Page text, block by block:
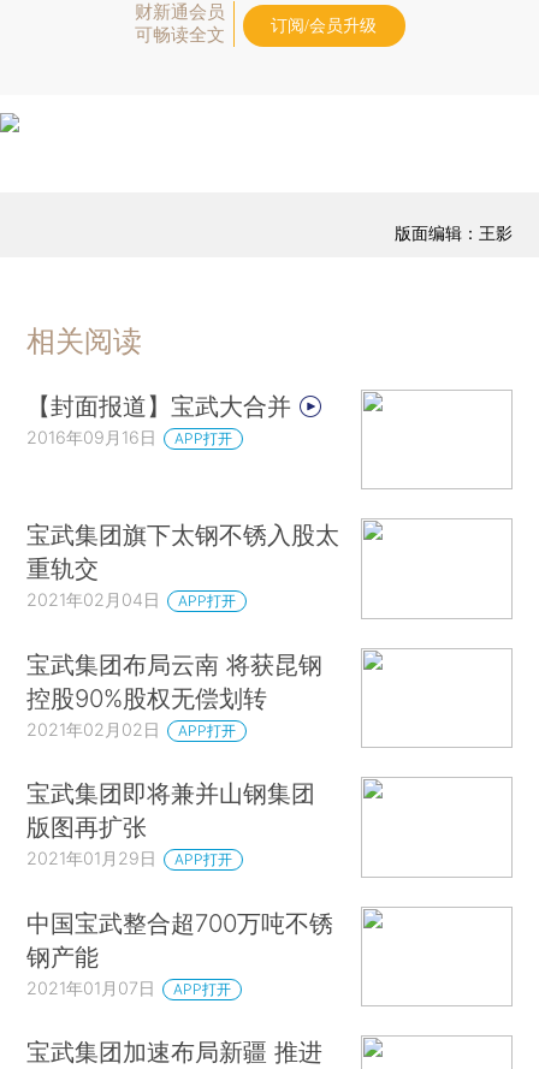
财新通会员
可畅读全文
订阅/会员升级
版面编辑：王影
相关阅读
【封面报道】宝武大合并
2016年09月16日 APP打开
宝武集团旗下太钢不锈入股太
重轨交
2021年02月04日 APP打开
宝武集团布局云南 将获昆钢
控股90%股权无偿划转
2021年02月02日 APP打开
宝武集团即将兼并山钢集团
版图再扩张
2021年01月29日 APP打开
中国宝武整合超700万吨不锈
钢产能
2021年01月07日 APP打开
宝武集团加速布局新疆 推进